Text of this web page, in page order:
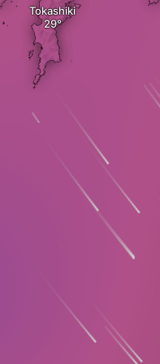
Tokashiki